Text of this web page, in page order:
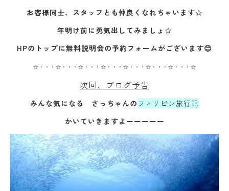
お客様同士、スタッフとも仲良くなれちゃいます☆
年明け前に勇気出してみましょ☆
HPのトップに無料説明会の予約フォームがございます😊
☆・・・☆・・・☆・・・☆・・・☆・・・☆・・・☆・・・☆
次回、ブログ予告
みんな気になる さっちゃんの フィリピン旅行記
かいていきますよーーーーー